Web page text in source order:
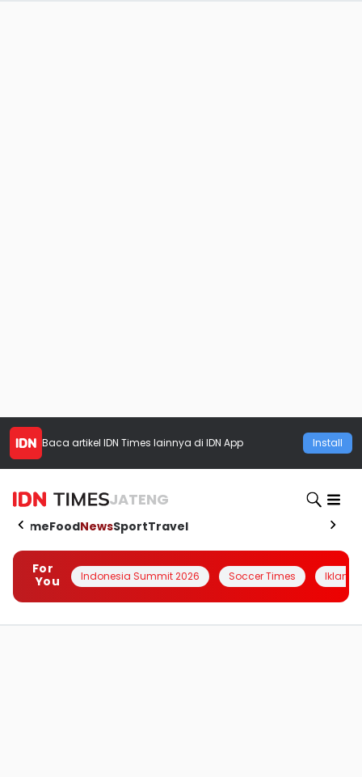
Baca artikel IDN Times lainnya di IDN App Install
JATENG
HomeFoodNewsSportTravel
For
You
Indonesia Summit 2026 Soccer Times Iklanin